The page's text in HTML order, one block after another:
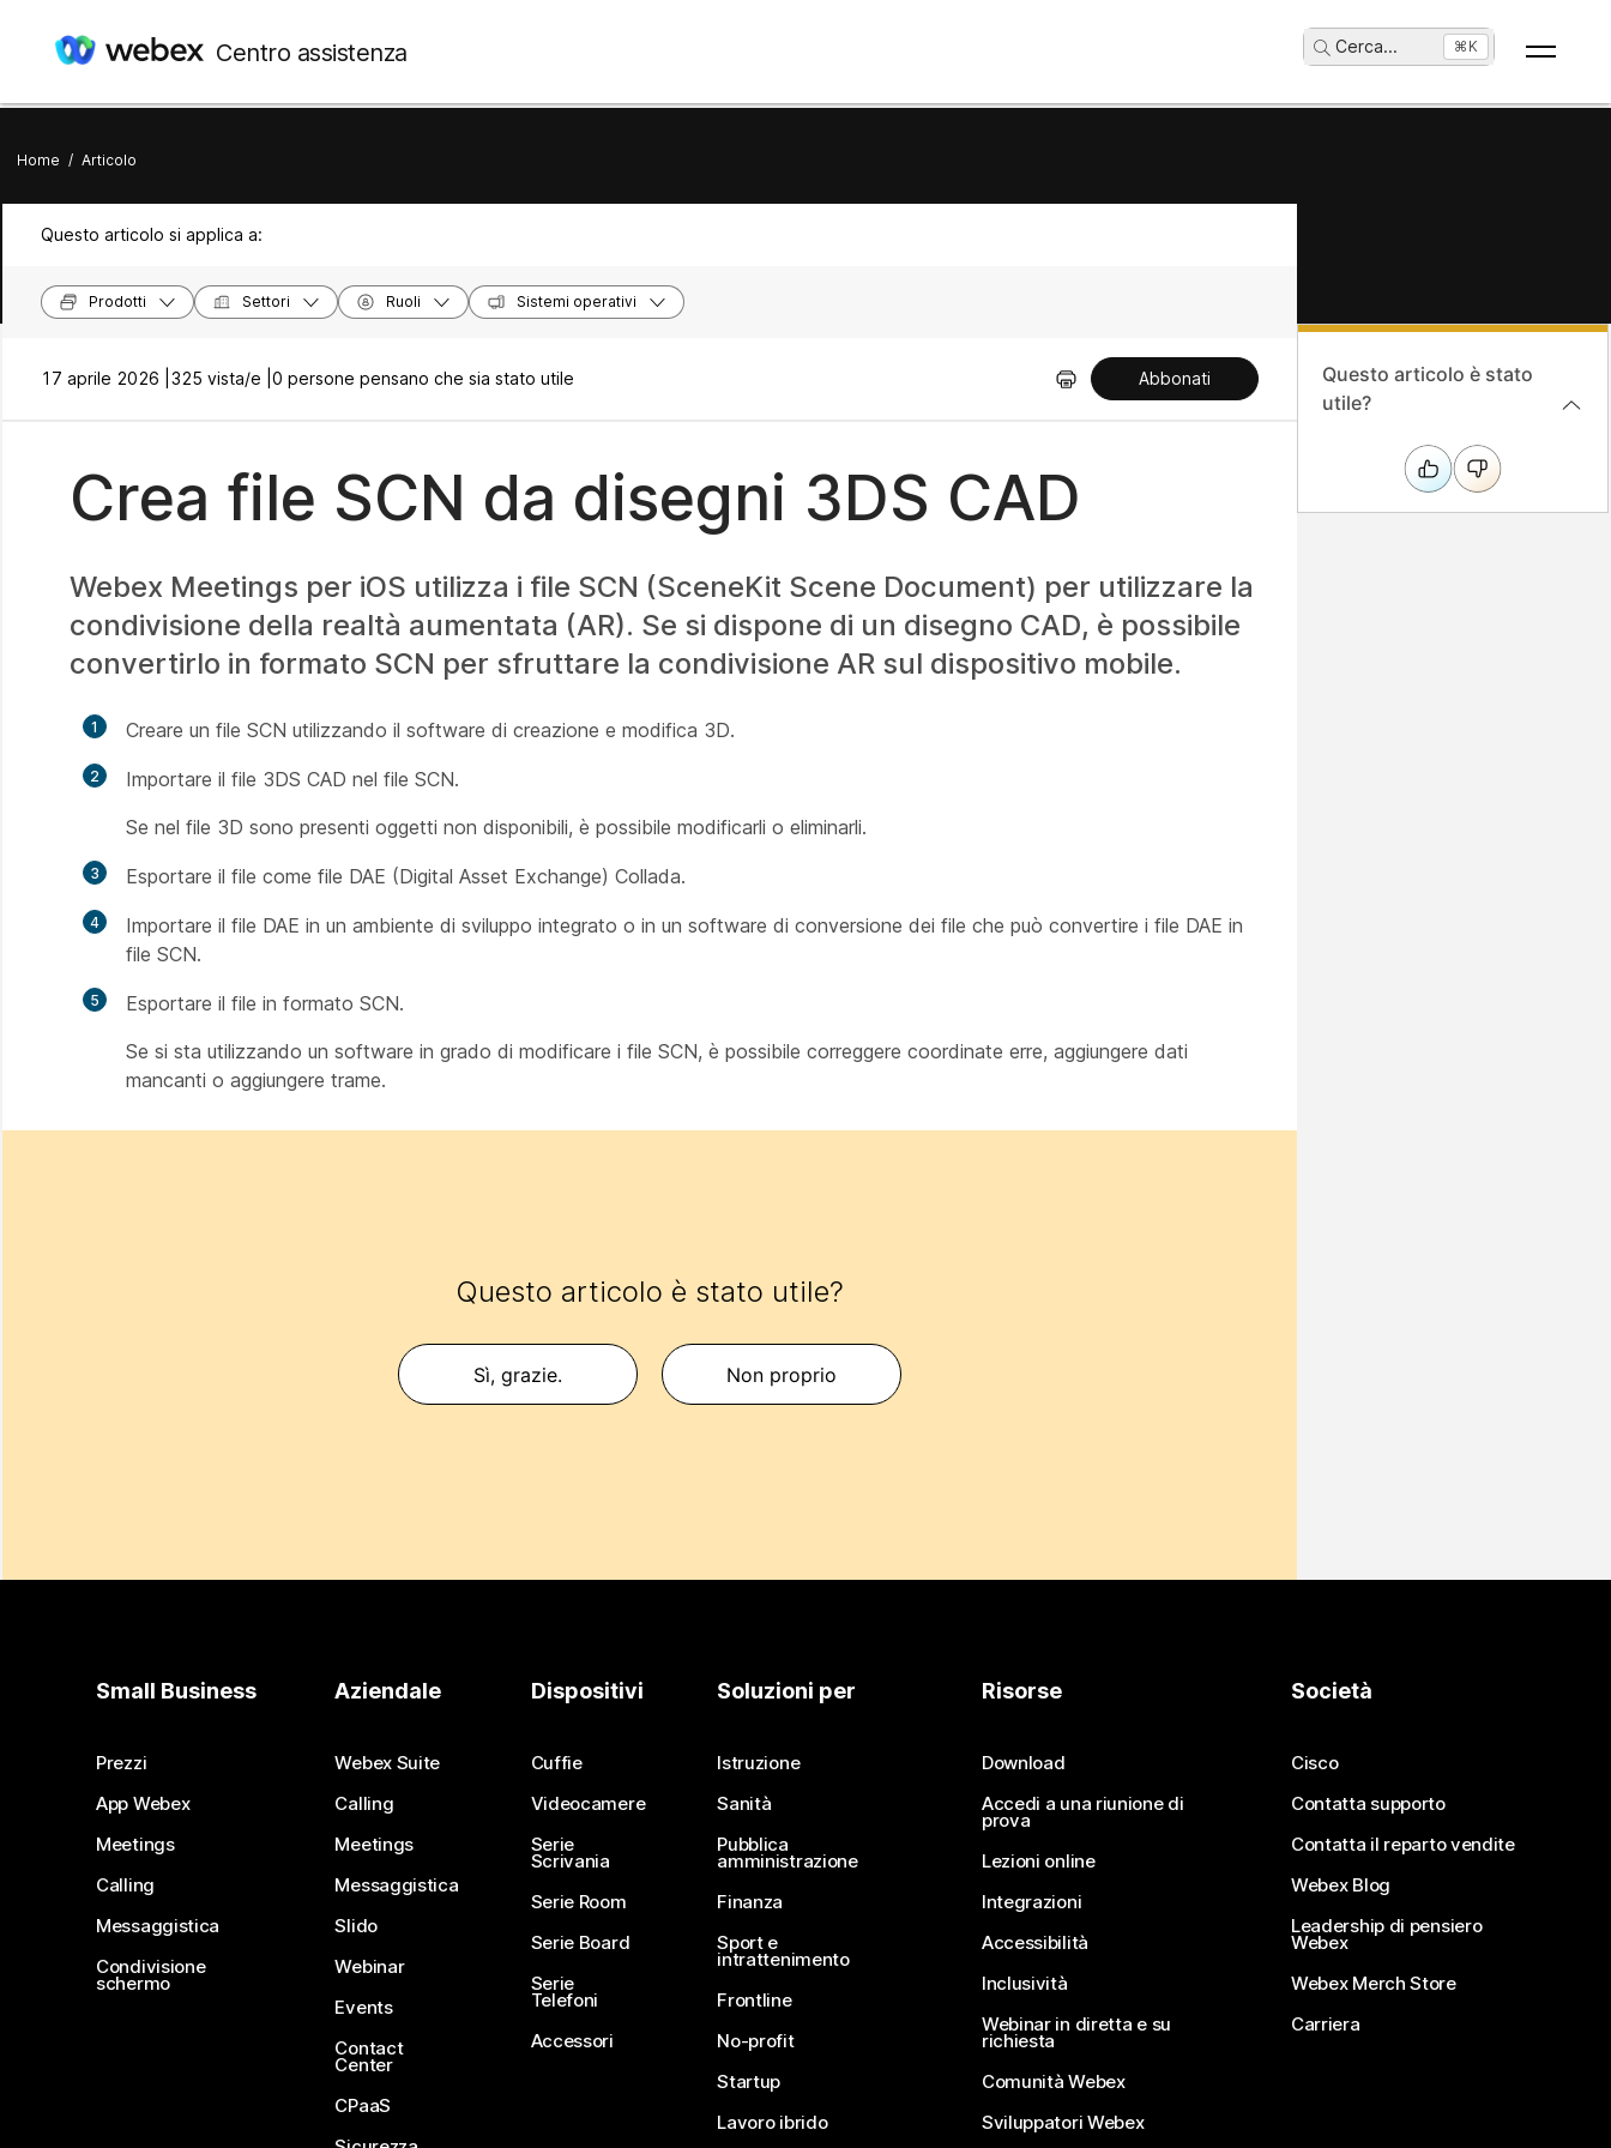
Centro assistenza Cerca... ⌘K
Home / Articolo
Questo articolo si applica a:
Prodotti Settori Ruoli Sistemi operativi
17 aprile 2026 | 325 vista/e | 0 persone pensano che sia stato utile Abbonati
Crea file SCN da disegni 3DS CAD
Webex Meetings per iOS utilizza i file SCN (SceneKit Scene Document) per utilizzare la
condivisione della realtà aumentata (AR). Se si dispone di un disegno CAD, è possibile
convertirlo in formato SCN per sfruttare la condivisione AR sul dispositivo mobile.
1 Creare un file SCN utilizzando il software di creazione e modifica 3D.
2
Importare il file 3DS CAD nel file SCN.
Se nel file 3D sono presenti oggetti non disponibili, è possibile modificarli o eliminarli.
3 Esportare il file come file DAE (Digital Asset Exchange) Collada.
4
Importare il file DAE in un ambiente di sviluppo integrato o in un software di conversione dei file che può convertire i file DAE in
file SCN.
5
Esportare il file in formato SCN.
Se si sta utilizzando un software in grado di modificare i file SCN, è possibile correggere coordinate erre, aggiungere dati
mancanti o aggiungere trame.
Questo articolo è stato utile?
Sì, grazie. Non proprio
Questo articolo è stato
utile?
Small Business
Prezzi
App Webex
Meetings
Calling
Messaggistica
Condivisione
schermo
Aziendale
Webex Suite
Calling
Meetings
Messaggistica
Slido
Webinar
Events
Contact
Center
CPaaS
Dispositivi
Cuffie
Videocamere
Serie
Scrivania
Serie Room
Serie Board
Serie
Telefoni
Accessori
Soluzioni per
Istruzione
Sanità
Pubblica
amministrazione
Finanza
Sport e
intrattenimento
Frontline
No-profit
Startup
Lavoro ibrido
Risorse
Download
Accedi a una riunione di
prova
Lezioni online
Integrazioni
Accessibilità
Inclusività
Webinar in diretta e su
richiesta
Comunità Webex
Sviluppatori Webex
Società
Cisco
Contatta supporto
Contatta il reparto vendite
Webex Blog
Leadership di pensiero
Webex
Webex Merch Store
Carriera